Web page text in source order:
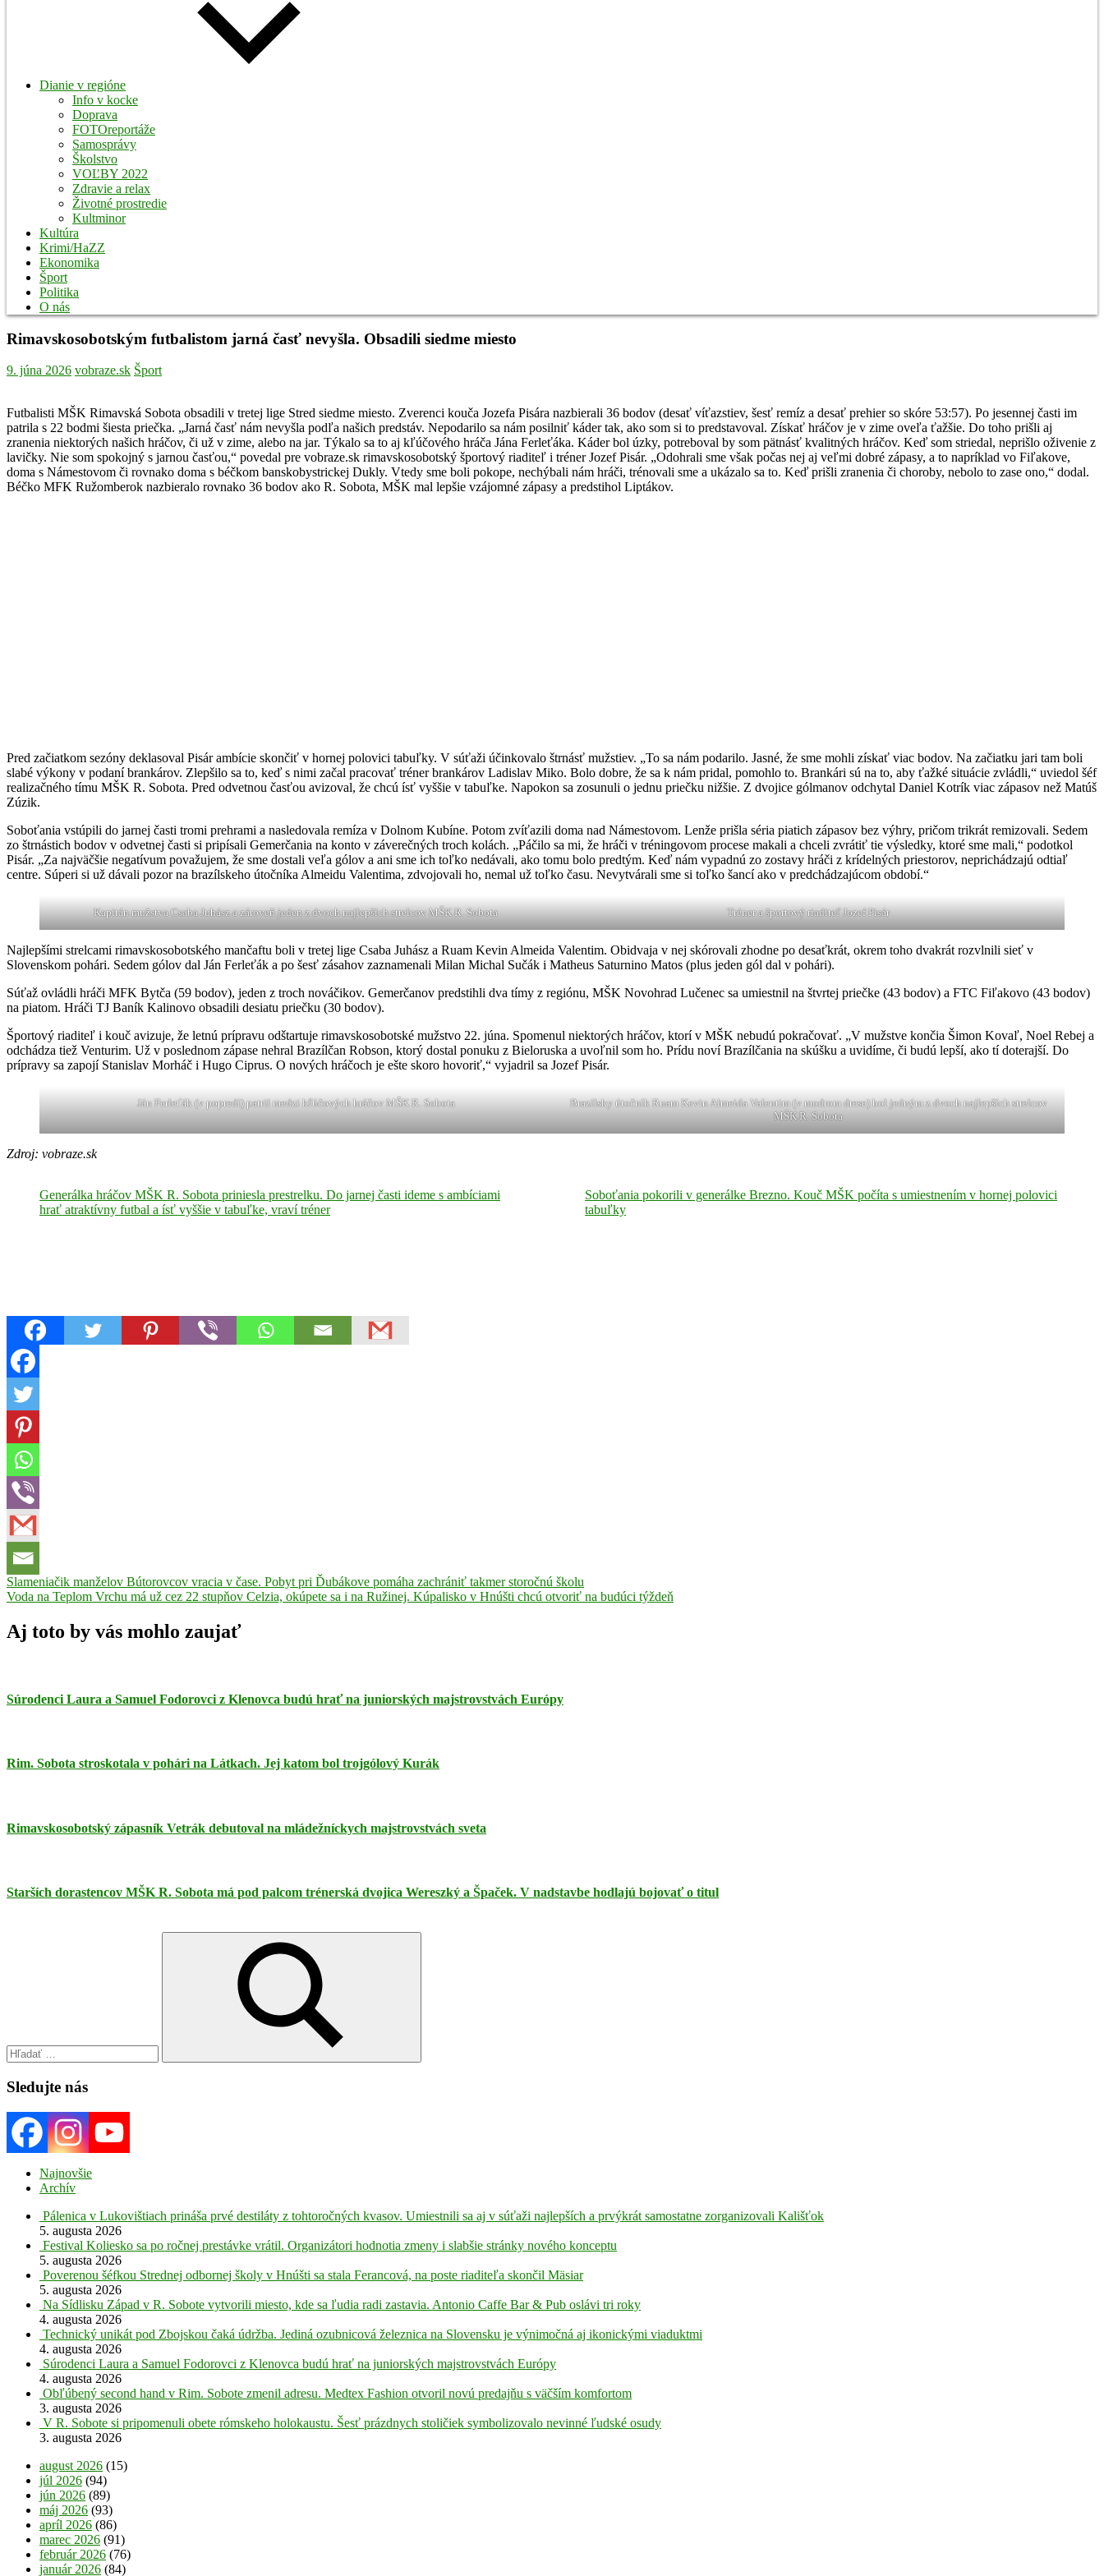
Dianie v regióne
Info v kocke
Doprava
FOTOreportáže
Samosprávy
Školstvo
VOĽBY 2022
Zdravie a relax
Životné prostredie
Kultminor
Kultúra
Krimi/HaZZ
Ekonomika
Šport
Politika
O nás
Rimavskosobotským futbalistom jarná časť nevyšla. Obsadili siedme miesto
9. júna 2026 vobraze.sk Šport
Futbalisti MŠK Rimavská Sobota obsadili v tretej lige Stred siedme miesto. Zverenci kouča Jozefa Pisára nazbierali 36 bodov (desať víťazstiev, šesť remíz a desať prehier so skóre 53:57). Po jesennej časti im
patrila s 22 bodmi šiesta priečka. „Jarná časť nám nevyšla podľa našich predstáv. Nepodarilo sa nám posilniť káder tak, ako som si to predstavoval. Získať hráčov je v zime oveľa ťažšie. Do toho prišli aj
zranenia niektorých našich hráčov, či už v zime, alebo na jar. Týkalo sa to aj kľúčového hráča Jána Ferleťáka. Káder bol úzky, potreboval by som pätnásť kvalitných hráčov. Keď som striedal, neprišlo oživenie z
lavičky. Nie som spokojný s jarnou časťou,“ povedal pre vobraze.sk rimavskosobotský športový riaditeľ i tréner Jozef Pisár. „Odohrali sme však počas nej aj veľmi dobré zápasy, a to napríklad vo Fiľakove,
doma s Námestovom či rovnako doma s béčkom banskobystrickej Dukly. Vtedy sme boli pokope, nechýbali nám hráči, trénovali sme a ukázalo sa to. Keď prišli zranenia či choroby, nebolo to zase ono,“ dodal.
Béčko MFK Ružomberok nazbieralo rovnako 36 bodov ako R. Sobota, MŠK mal lepšie vzájomné zápasy a predstihol Liptákov.
Pred začiatkom sezóny deklasoval Pisár ambície skončiť v hornej polovici tabuľky. V súťaži účinkovalo štrnásť mužstiev. „To sa nám podarilo. Jasné, že sme mohli získať viac bodov. Na začiatku jari tam boli
slabé výkony v podaní brankárov. Zlepšilo sa to, keď s nimi začal pracovať tréner brankárov Ladislav Miko. Bolo dobre, že sa k nám pridal, pomohlo to. Brankári sú na to, aby ťažké situácie zvládli,“ uviedol šéf
realizačného tímu MŠK R. Sobota. Pred odvetnou časťou avizoval, že chcú ísť vyššie v tabuľke. Napokon sa zosunuli o jednu priečku nižšie. Z dvojice gólmanov odchytal Daniel Kotrík viac zápasov než Matúš
Zúzik.
Soboťania vstúpili do jarnej časti tromi prehrami a nasledovala remíza v Dolnom Kubíne. Potom zvíťazili doma nad Námestovom. Lenže prišla séria piatich zápasov bez výhry, pričom trikrát remizovali. Sedem
zo štrnástich bodov v odvetnej časti si pripísali Gemerčania na konto v záverečných troch kolách. „Páčilo sa mi, že hráči v tréningovom procese makali a chceli zvrátiť tie výsledky, ktoré sme mali,“ podotkol
Pisár. „Za najväčšie negatívum považujem, že sme dostali veľa gólov a ani sme ich toľko nedávali, ako tomu bolo predtým. Keď nám vypadnú zo zostavy hráči z krídelných priestorov, neprichádzajú odtiaľ
centre. Súperi si už dávali pozor na brazílskeho útočníka Almeidu Valentima, zdvojovali ho, nemal už toľko času. Nevytvárali sme si toľko šancí ako v predchádzajúcom období.“
Kapitán mužstva Csaba Juhász a zároveň jeden z dvoch najlepších strelcov MŠK R. Sobota Tréner a športový riaditeľ Jozef Pisár
Najlepšími strelcami rimavskosobotského mančaftu boli v tretej lige Csaba Juhász a Ruam Kevin Almeida Valentim. Obidvaja v nej skórovali zhodne po desaťkrát, okrem toho dvakrát rozvlnili sieť v
Slovenskom pohári. Sedem gólov dal Ján Ferleťák a po šesť zásahov zaznamenali Milan Michal Sučák i Matheus Saturnino Matos (plus jeden gól dal v pohári).
Súťaž ovládli hráči MFK Bytča (59 bodov), jeden z troch nováčikov. Gemerčanov predstihli dva tímy z regiónu, MŠK Novohrad Lučenec sa umiestnil na štvrtej priečke (43 bodov) a FTC Fiľakovo (43 bodov)
na piatom. Hráči TJ Baník Kalinovo obsadili desiatu priečku (30 bodov).
Športový riaditeľ i kouč avizuje, že letnú prípravu odštartuje rimavskosobotské mužstvo 22. júna. Spomenul niektorých hráčov, ktorí v MŠK nebudú pokračovať. „V mužstve končia Šimon Kovaľ, Noel Rebej a
odchádza tiež Venturim. Už v poslednom zápase nehral Brazílčan Robson, ktorý dostal ponuku z Bieloruska a uvoľnil som ho. Prídu noví Brazílčania na skúšku a uvidíme, či budú lepší, ako tí doterajší. Do
prípravy sa zapojí Stanislav Morháč i Hugo Ciprus. O nových hráčoch je ešte skoro hovoriť,“ vyjadril sa Jozef Pisár.
Ján Ferleťák (v popredí) patril medzi kľúčových hráčov MŠK R. Sobota
Brazílsky útočník Ruam Kevin Almeida Valentim (v modrom drese) bol jedným z dvoch najlepších strelcov
MŠK R. Sobota
Zdroj: vobraze.sk
Generálka hráčov MŠK R. Sobota priniesla prestrelku. Do jarnej časti ideme s ambíciami
hrať atraktívny futbal a ísť vyššie v tabuľke, vraví tréner
Soboťania pokorili v generálke Brezno. Kouč MŠK počíta s umiestnením v hornej polovici
tabuľky
FutbalJozef
PisárMŠK
Sobotatretia
liga
Navigácia
v
článku
Previous
Post:
Slameniačik manželov Bútorovcov vracia v čase. Pobyt pri Ďubákove pomáha zachrániť takmer storočnú školu
Next
Voda na Teplom Vrchu má už cez 22 stupňov Celzia, okúpete sa i na Ružinej. Kúpalisko v Hnúšti chcú otvoriť na budúci týždeň
Aj toto by vás mohlo zaujať
Súrodenci Laura a Samuel Fodorovci z Klenovca budú hrať na juniorských majstrovstvách Európy
Rim. Sobota stroskotala v pohári na Látkach. Jej katom bol trojgólový Kurák
Rimavskosobotský zápasník Vetrák debutoval na mládežníckych majstrovstvách sveta
Starších dorastencov MŠK R. Sobota má pod palcom trénerská dvojica Wereszký a Špaček. V nadstavbe hodlajú bojovať o titul
Search
Sledujte nás
Najnovšie
Archív
Pálenica v Lukovištiach prináša prvé destiláty z tohtoročných kvasov. Umiestnili sa aj v súťaži najlepších a prvýkrát samostatne zorganizovali Kališťok
5. augusta 2026
Festival Koliesko sa po ročnej prestávke vrátil. Organizátori hodnotia zmeny i slabšie stránky nového konceptu
5. augusta 2026
Poverenou šéfkou Strednej odbornej školy v Hnúšti sa stala Ferancová, na poste riaditeľa skončil Mäsiar
5. augusta 2026
Na Sídlisku Západ v R. Sobote vytvorili miesto, kde sa ľudia radi zastavia. Antonio Caffe Bar & Pub oslávi tri roky
4. augusta 2026
Technický unikát pod Zbojskou čaká údržba. Jediná ozubnicová železnica na Slovensku je výnimočná aj ikonickými viaduktmi
4. augusta 2026
Súrodenci Laura a Samuel Fodorovci z Klenovca budú hrať na juniorských majstrovstvách Európy
4. augusta 2026
Obľúbený second hand v Rim. Sobote zmenil adresu. Medtex Fashion otvoril novú predajňu s väčším komfortom
3. augusta 2026
V R. Sobote si pripomenuli obete rómskeho holokaustu. Šesť prázdnych stoličiek symbolizovalo nevinné ľudské osudy
3. augusta 2026
august 2026 (15)
júl 2026 (94)
jún 2026 (89)
máj 2026 (93)
apríl 2026 (86)
marec 2026 (91)
február 2026 (76)
január 2026 (84)